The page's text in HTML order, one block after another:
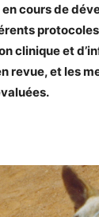
cours de
clinique et
revue, et les